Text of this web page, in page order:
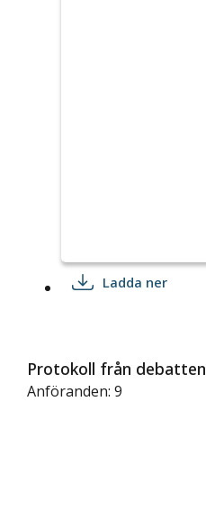
Ladda ner
Protokoll från debatten
Anföranden: 9